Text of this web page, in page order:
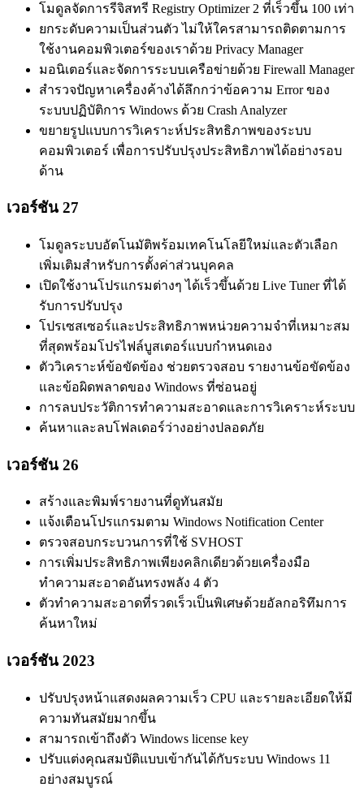
โมดูลจัดการรีจิสทรี Registry Optimizer 2 ที่เร็วขึ้น 100 เท่า
ยกระดับความเป็นส่วนตัว ไม่ให้ใครสามารถติดตามการ
ใช้งานคอมพิวเตอร์ของเราด้วย Privacy Manager
มอนิเตอร์และจัดการระบบเครือข่ายด้วย Firewall Manager
สำรวจปัญหาเครื่องค้างได้ลึกกว่าข้อความ Error ของ
ระบบปฏิบัติการ Windows ด้วย Crash Analyzer
ขยายรูปแบบการวิเคราะห์ประสิทธิภาพของระบบ
คอมพิวเตอร์ เพื่อการปรับปรุงประสิทธิภาพได้อย่างรอบ
ด้าน
เวอร์ชัน 27
โมดูลระบบอัตโนมัติพร้อมเทคโนโลยีใหม่และตัวเลือก
เพิ่มเติมสำหรับการตั้งค่าส่วนบุคคล
เปิดใช้งานโปรแกรมต่างๆ ได้เร็วขึ้นด้วย Live Tuner ที่ได้
รับการปรับปรุง
โปรเซสเซอร์และประสิทธิภาพหน่วยความจำที่เหมาะสม
ที่สุดพร้อมโปรไฟล์บูสเตอร์แบบกำหนดเอง
ตัววิเคราะห์ข้อขัดข้อง ช่วยตรวจสอบ รายงานข้อขัดข้อง
และข้อผิดพลาดของ Windows ที่ซ่อนอยู่
การลบประวัติการทำความสะอาดและการวิเคราะห์ระบบ
ค้นหาและลบโฟลเดอร์ว่างอย่างปลอดภัย
เวอร์ชัน 26
สร้างและพิมพ์รายงานที่ดูทันสมัย
แจ้งเตือนโปรแกรมตาม Windows Notification Center
ตรวจสอบกระบวนการที่ใช้ SVHOST
การเพิ่มประสิทธิภาพเพียงคลิกเดียวด้วยเครื่องมือ
ทำความสะอาดอันทรงพลัง 4 ตัว
ตัวทำความสะอาดที่รวดเร็วเป็นพิเศษด้วยอัลกอริทึมการ
ค้นหาใหม่
เวอร์ชัน 2023
ปรับปรุงหน้าแสดงผลความเร็ว CPU และรายละเอียดให้มี
ความทันสมัยมากขึ้น
สามารถเข้าถึงตัว Windows license key
ปรับแต่งคุณสมบัติแบบเข้ากันได้กับระบบ Windows 11
อย่างสมบูรณ์